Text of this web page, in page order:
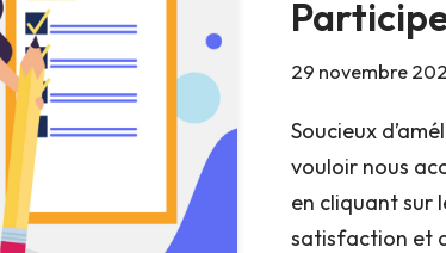
29 novembre
Soucieux
vouloir nous
en cliquant sur
satisfaction et